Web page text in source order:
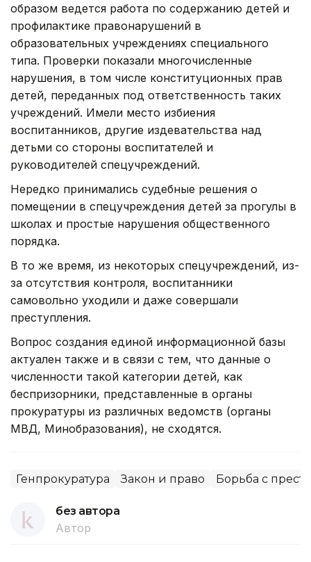
образом ведется работа по содержанию детей и
профилактике правонарушений в
образовательных учреждениях специального
типа. Проверки показали многочисленные
нарушения, в том числе конституционных прав
детей, переданных под ответственность таких
учреждений. Имели место избиения
воспитанников, другие издевательства над
детьми со стороны воспитателей и
руководителей спецучреждений.
Нередко принимались судебные решения о
помещении в спецучреждения детей за прогулы в
школах и простые нарушения общественного
порядка.
В то же время, из некоторых спецучреждений, из-
за отсутствия контроля, воспитанники
самовольно уходили и даже совершали
преступления.
Вопрос создания единой информационной базы
актуален также и в связи с тем, что данные о
численности такой категории детей, как
беспризорники, представленные в органы
прокуратуры из различных ведомств (органы
МВД, Минобразования), не сходятся.
Генпрокуратура Закон и право Борьба с
без автора
Автор